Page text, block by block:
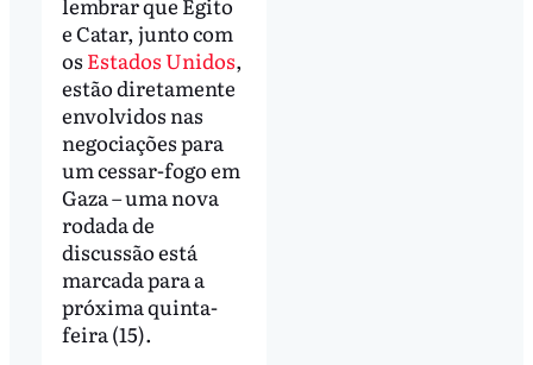
e Catar, junto com
os Estados Unidos,
estão diretamente
envolvidos nas
negociações para
um cessar-fogo em
Gaza – uma nova
rodada de
discussão está
marcada para a
próxima quinta-
feira (15).